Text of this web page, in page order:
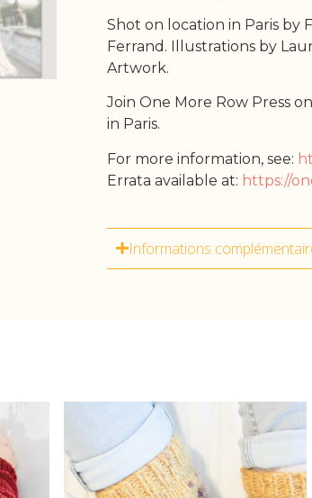
Shot on location in Paris by
Ferrand. Illustrations by
Artwork.
Join One More Row Press
in Paris.
For more information, see:
Errata available at: https://
Informations